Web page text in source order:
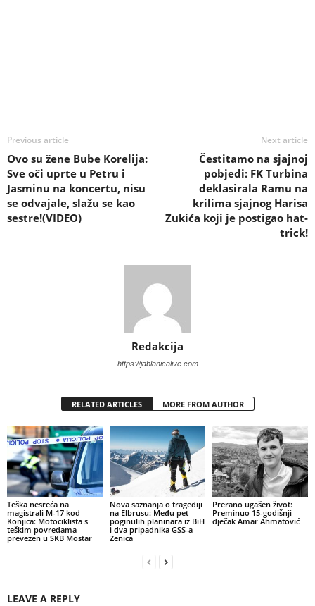
Previous article
Ovo su žene Bube Korelija:
Sve oči uprte u Petru i
Jasminu na koncertu, nisu
se odvajale, slažu se kao
sestre!(VIDEO)
Next article
Čestitamo na sjajnoj
pobjedi: FK Turbina
deklasirala Ramu na
krilima sjajnog Harisa
Zukića koji je postigao hat-
trick!
Redakcija
https://jablanicalive.com
RELATED ARTICLES MORE FROM AUTHOR
Teška nesreća na
magistrali M-17 kod
Konjica: Motociklista s
teškim povredama
prevezen u SKB Mostar
Nova saznanja o tragediji
na Elbrusu: Među pet
poginulih planinara iz BiH
i dva pripadnika GSS-a
Zenica
Prerano ugašen život:
Preminuo 15-godišnji
dječak Amar Ahmatović
LEAVE A REPLY